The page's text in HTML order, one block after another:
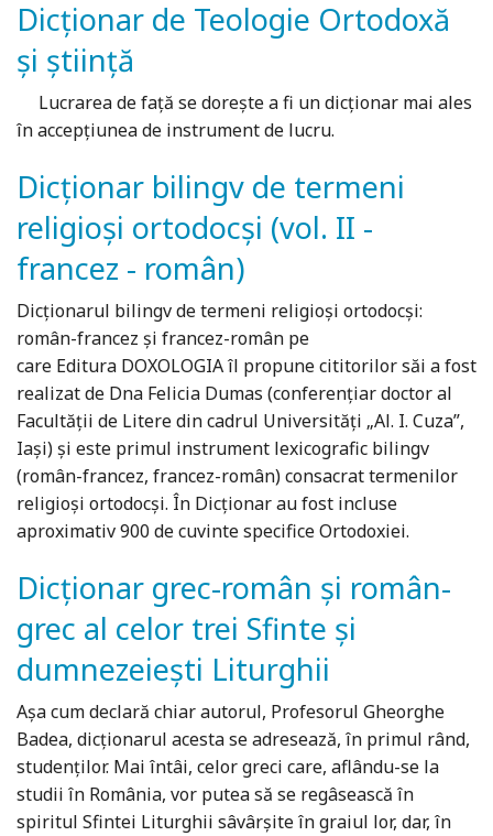
Dicționar de Teologie Ortodoxă
și știință
Lucrarea de faţă se doreşte a fi un dicţionar mai ales
în accepţiunea de instrument de lucru.
Dicționar bilingv de termeni
religioși ortodocși (vol. II -
francez - român)
Dicţionarul bilingv de termeni religioşi ortodocşi:
român-francez şi francez-român pe
care Editura DOXOLOGIA îl propune cititorilor săi a fost
realizat de Dna Felicia Dumas (conferenţiar doctor al
Facultăţii de Litere din cadrul Universităţi „Al. I. Cuza”,
Iaşi) şi este primul instrument lexicografic bilingv
(român-francez, francez-român) consacrat termenilor
religioşi ortodocşi. În Dicţionar au fost incluse
aproximativ 900 de cuvinte specifice Ortodoxiei.
Dicţionar grec-român şi român-
grec al celor trei Sfinte şi
dumnezeieşti Liturghii
Aşa cum declară chiar autorul, Profesorul Gheorghe
Badea, dicţionarul acesta se adresează, în primul rând,
studenţilor. Mai întâi, celor greci care, aflându-se la
studii în România, vor putea să se regâsească în
spiritul Sfintei Liturghii sâvârşite în graiul lor, dar, în